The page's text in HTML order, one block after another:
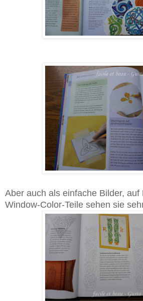
Aber auch als einfache Bilder, auf
Window-Color-Teile sehen sie